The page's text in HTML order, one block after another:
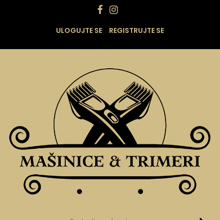
ULOGUJTE SE REGISTRUJTE SE